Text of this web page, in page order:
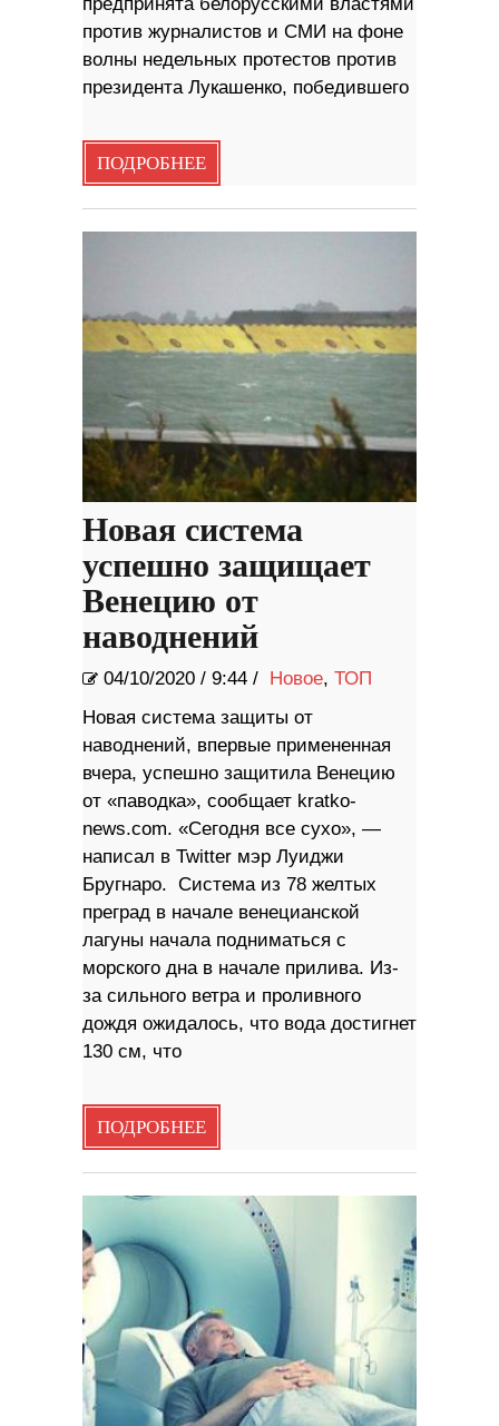
против журналистов и СМИ на фоне
волны недельных протестов против
президента Лукашенко, победившего
ПОДРОБНЕЕ
Новая система
успешно защищает
Венецию от
наводнений
04/10/2020 / 9:44 / Новое, ТОП
Новая система защиты от
наводнений, впервые примененная
вчера, успешно защитила Венецию
от «паводка», сообщает kratko-
news.com. «Сегодня все сухо», —
написал в Twitter мэр Луиджи
Бругнаро. Система из 78 желтых
преград в начале венецианской
лагуны начала подниматься с
морского дна в начале прилива. Из-
за сильного ветра и проливного
дождя ожидалось, что вода достигнет
130 см, что
ПОДРОБНЕЕ